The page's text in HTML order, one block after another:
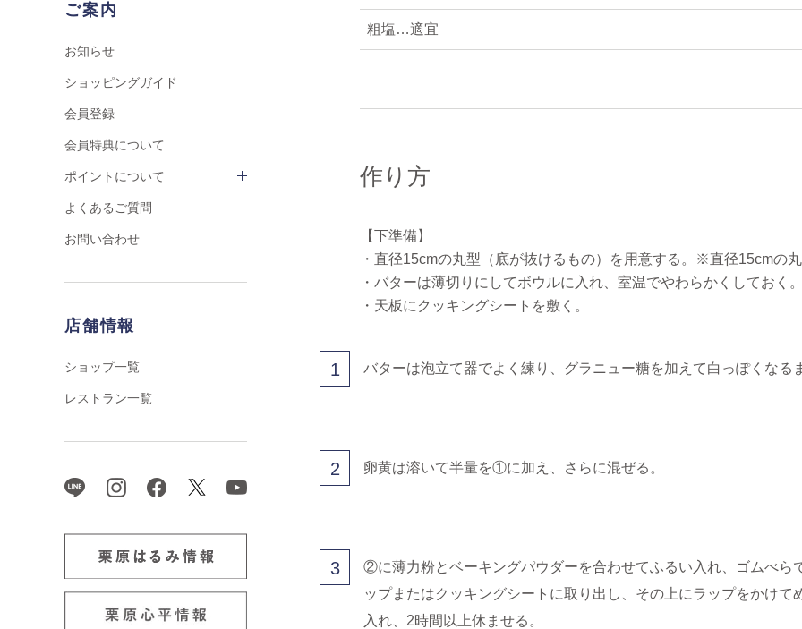
ご案内
お知らせ
ショッピングガイド
会員登録
会員特典について
ポイントについて
よくあるご質問
お問い合わせ
店舗情報
ショップ一覧
レストラン一覧
粗塩…適宜
作り方
【下準備】
・直径15cmの丸型（底が抜けるもの）を用意する。※直径15cmの
・バターは薄切りにしてボウルに入れ、室温でやわらかくしておく
・天板にクッキングシートを敷く。
1 バターは泡立て器でよく練り、グラニュー糖を加えて白っぽくなる
2 卵黄は溶いて半量を①に加え、さらに混ぜる。
3
②に薄力粉とベーキングパウダーを合わせてふるい入れ、ゴムべら
ップまたはクッキングシートに取り出し、その上にラップをかけて
入れ、2時間以上休ませる。